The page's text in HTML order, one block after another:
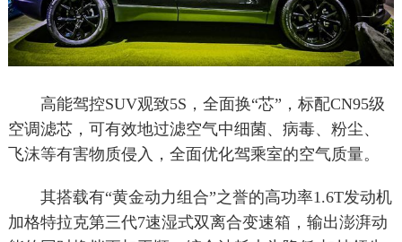
高能驾控SUV观致5S，全面换“芯”，标配CN95级
空调滤芯，可有效地过滤空气中细菌、病毒、粉尘、
飞沫等有害物质侵入，全面优化驾乘室的空气质量。
其搭载有“黄金动力组合”之誉的高功率1.6T发动机
加格特拉克第三代7速湿式双离合变速箱，输出澎湃动